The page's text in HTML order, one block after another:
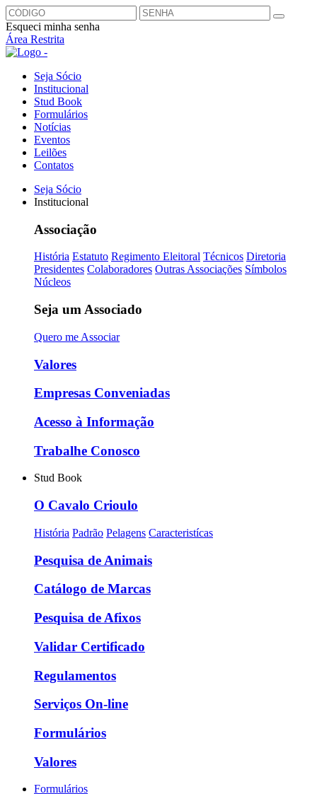
Esqueci minha senha
Área Restrita
Seja Sócio
Institucional
Stud Book
Formulários
Notícias
Eventos
Leilões
Contatos
Seja Sócio
Institucional
Associação
História Estatuto Regimento Eleitoral Técnicos Diretoria
Presidentes Colaboradores Outras Associações Símbolos
Núcleos
Seja um Associado
Quero me Associar
Valores
Empresas Conveniadas
Acesso à Informação
Trabalhe Conosco
Stud Book
O Cavalo Crioulo
História Padrão Pelagens Caracteristícas
Pesquisa de Animais
Catálogo de Marcas
Pesquisa de Afixos
Validar Certificado
Regulamentos
Serviços On-line
Formulários
Valores
Formulários